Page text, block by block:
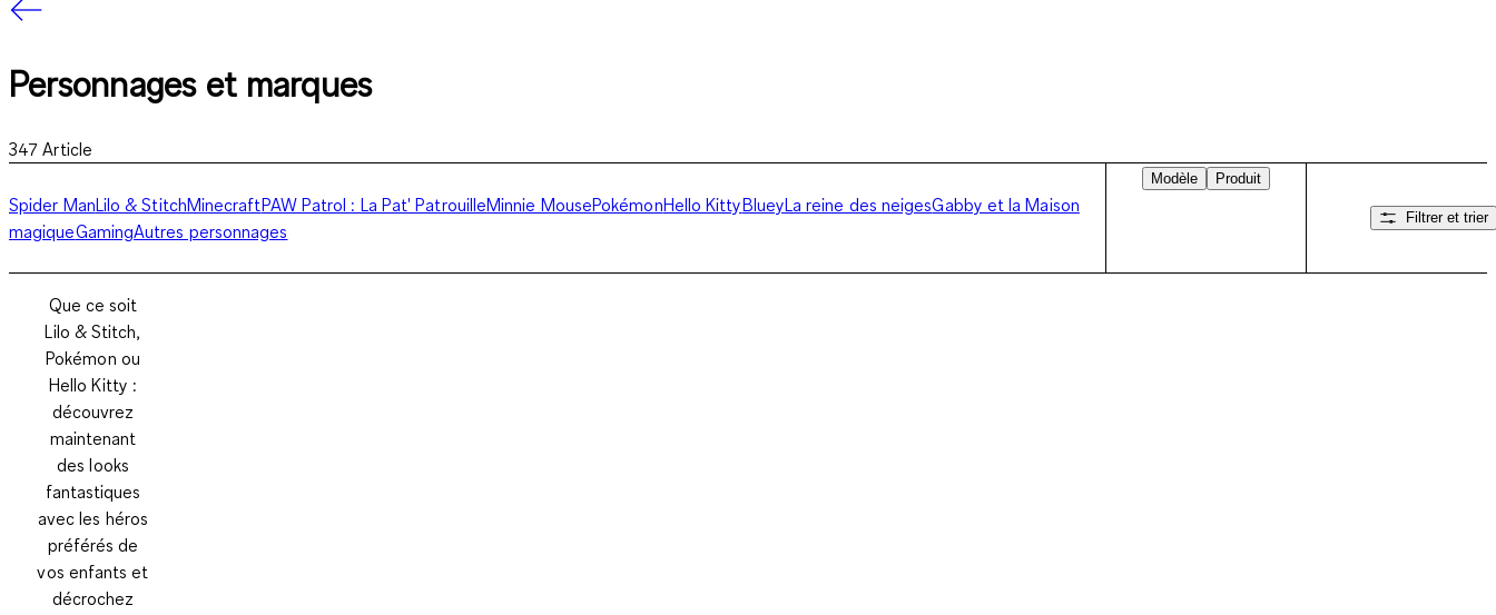
Personnages et marques
347 Article
Spider ManLilo & StitchMinecraftPAW Patrol : La Pat' PatrouilleMinnie MousePokémonHello KittyBlueyLa reine des neigesGabby et la Maison
magiqueGamingAutres personnages
Modèle Produit
Filtrer et trier
Que ce soit
Lilo & Stitch,
Pokémon ou
Hello Kitty :
découvrez
maintenant
des looks
fantastiques
avec les héros
préférés de
vos enfants et
décrochez